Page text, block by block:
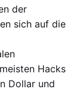
der
sich auf die
Hacks
Dollar und